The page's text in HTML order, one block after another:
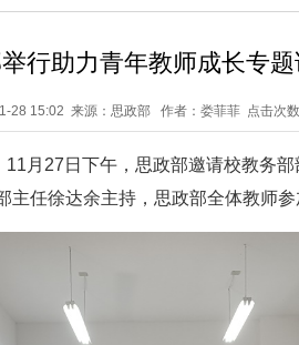
行助力青年教师成长专
28 15:02 来源：思政部 作者：娄菲菲 点击次数
月27日下午，思政部邀请校教务
任徐达余主持，思政部全体教师参